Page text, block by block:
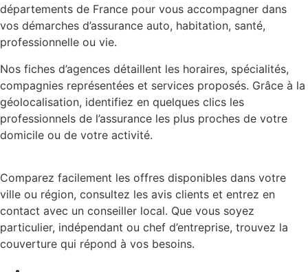
départements de France pour vous accompagner dans
vos démarches d’assurance auto, habitation, santé,
professionnelle ou vie.
Nos fiches d’agences détaillent les horaires, spécialités,
compagnies représentées et services proposés. Grâce à la
géolocalisation, identifiez en quelques clics les
professionnels de l’assurance les plus proches de votre
domicile ou de votre activité.
Comparez facilement les offres disponibles dans votre
ville ou région, consultez les avis clients et entrez en
contact avec un conseiller local. Que vous soyez
particulier, indépendant ou chef d’entreprise, trouvez la
couverture qui répond à vos besoins.